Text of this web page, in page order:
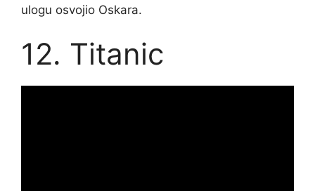
ulogu osvojio Oskara.
12. Titanic